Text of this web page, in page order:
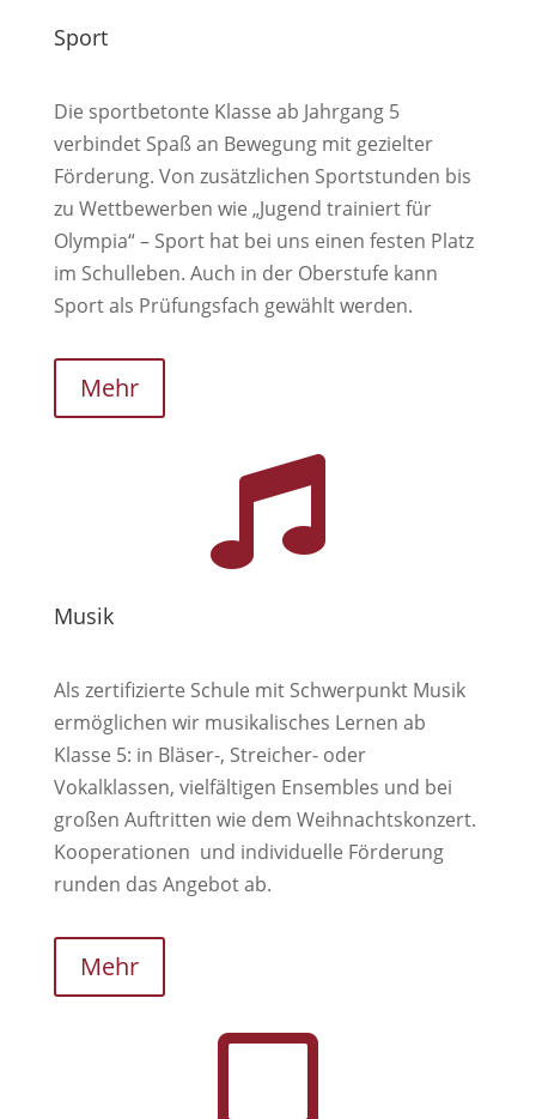
Sport
Die sportbetonte Klasse ab Jahrgang 5
verbindet Spaß an Bewegung mit gezielter
Förderung. Von zusätzlichen Sportstunden bis
zu Wettbewerben wie „Jugend trainiert für
Olympia“ – Sport hat bei uns einen festen Platz
im Schulleben. Auch in der Oberstufe kann
Sport als Prüfungsfach gewählt werden.
Mehr

Musik
Als zertifizierte Schule mit Schwerpunkt Musik
ermöglichen wir musikalisches Lernen ab
Klasse 5: in Bläser-, Streicher- oder
Vokalklassen, vielfältigen Ensembles und bei
großen Auftritten wie dem Weihnachtskonzert.
Kooperationen und individuelle Förderung
runden das Angebot ab.
Mehr
